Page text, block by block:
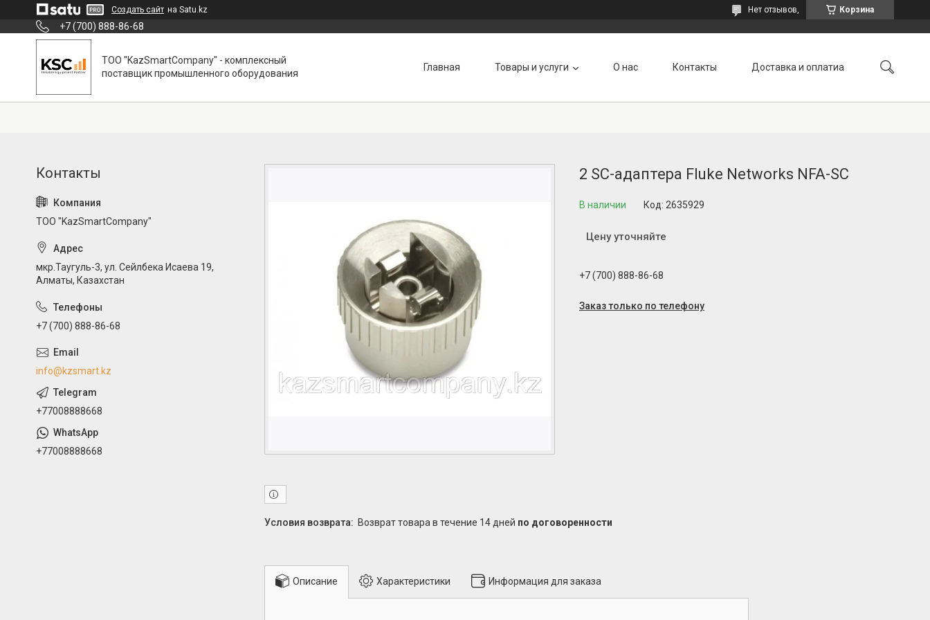
Создать сайт на Satu.kz Корзина
Нет отзывов,
+7 (700) 888-86-68
ТОО "KazSmartCompany" - комплексный
поставщик промышленного оборудования
Главная Товары и услуги О нас Контакты Доставка и оплатиа
2 SC-адаптера Fluke Networks NFA-SC
В наличии Код: 2635929
Цену уточняйте
+7 (700) 888-86-68
Заказ только по телефону
возврат товара в течение 14 дней по договоренности
Описание Характеристики Информация для заказа
ТОО "KazSmartCompany"
мкр.Таугуль-3, ул. Сейлбека Исаева 19,
Алматы, Казахстан
+7 (700) 888-86-68
info@kzsmart.kz
+77008888668
+77008888668